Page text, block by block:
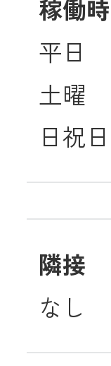
稼働
平日
土曜
日祝
隣接
なし